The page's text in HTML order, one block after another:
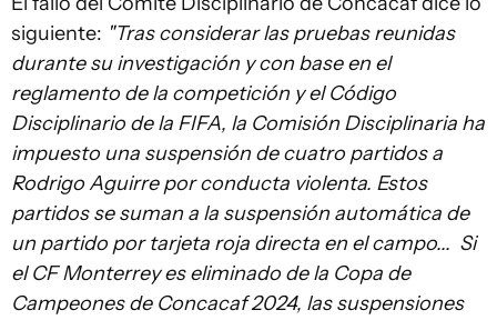
siguiente: "Tras considerar las pruebas reunidas
durante su investigación y con base en el
reglamento de la competición y el Código
Disciplinario de la FIFA, la Comisión Disciplinaria ha
impuesto una suspensión de cuatro partidos a
Rodrigo Aguirre por conducta violenta. Estos
partidos se suman a la suspensión automática de
un partido por tarjeta roja directa en el campo... Si
el CF Monterrey es eliminado de la Copa de
Campeones de Concacaf 2024, las suspensiones